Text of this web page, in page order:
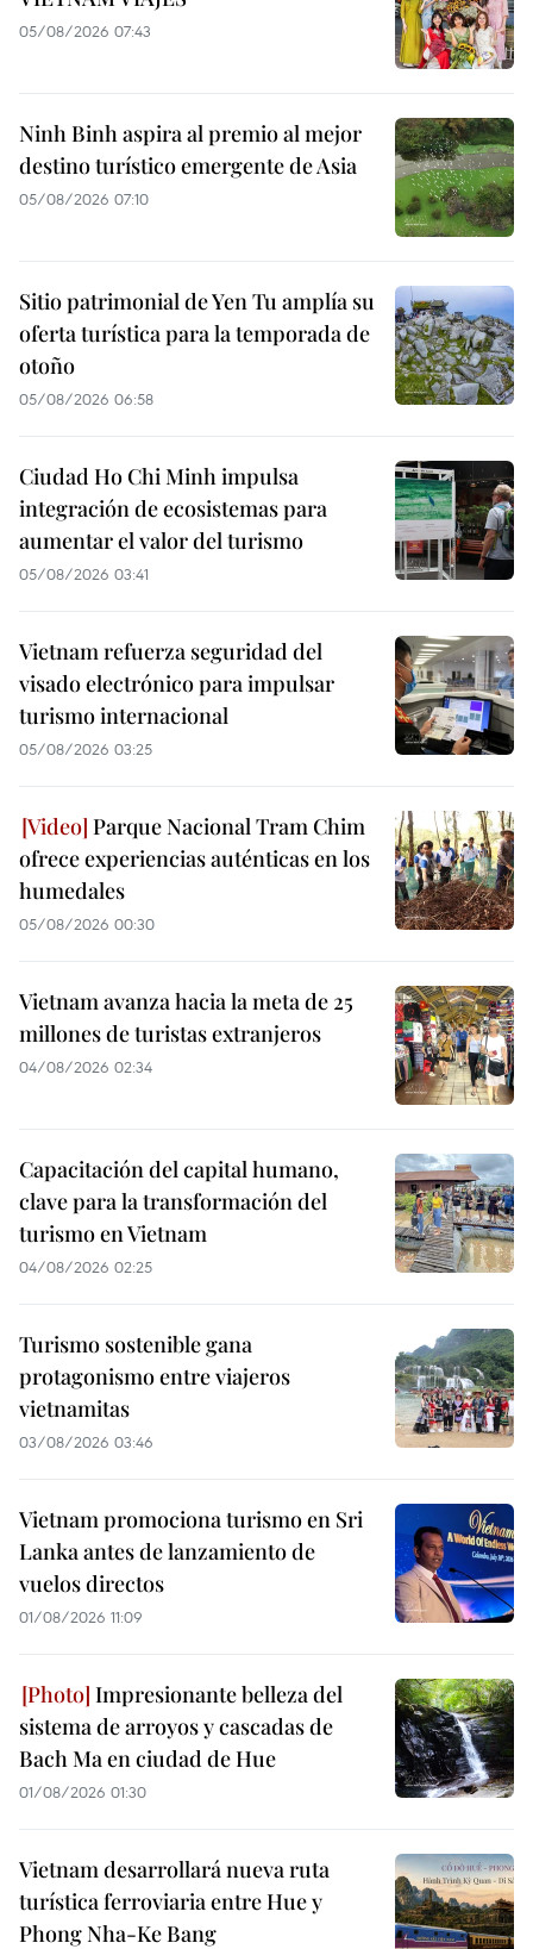
05/08/2026 07:43
Ninh Binh aspira al premio al mejor
destino turístico emergente de Asia
05/08/2026 07:10
Sitio patrimonial de Yen Tu amplía su
oferta turística para la temporada de
otoño
05/08/2026 06:58
Ciudad Ho Chi Minh impulsa
integración de ecosistemas para
aumentar el valor del turismo
05/08/2026 03:41
Vietnam refuerza seguridad del
visado electrónico para impulsar
turismo internacional
05/08/2026 03:25
Parque Nacional Tram Chim
ofrece experiencias auténticas en los
humedales
05/08/2026 00:30
Vietnam avanza hacia la meta de 25
millones de turistas extranjeros
04/08/2026 02:34
Capacitación del capital humano,
clave para la transformación del
turismo en Vietnam
04/08/2026 02:25
Turismo sostenible gana
protagonismo entre viajeros
vietnamitas
03/08/2026 03:46
Vietnam promociona turismo en Sri
Lanka antes de lanzamiento de
vuelos directos
01/08/2026 11:09
Impresionante belleza del
sistema de arroyos y cascadas de
Bach Ma en ciudad de Hue
01/08/2026 01:30
Vietnam desarrollará nueva ruta
turística ferroviaria entre Hue y
Phong Nha-Ke Bang